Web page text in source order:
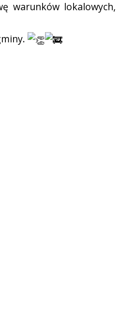
warunków lokalowych,